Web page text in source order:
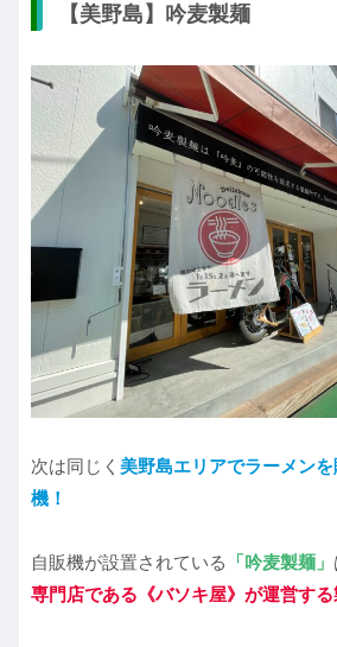
【美野島】吟麦製麺
次は同じく 美野島エリアでラーメン
機！
自販機が設置されている 「吟麦製麺」
専門店である《バソキ屋》が運営す